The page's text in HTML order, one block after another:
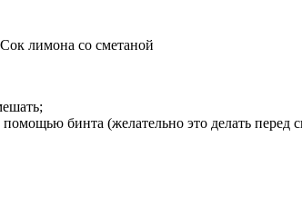
Сок лимона со сметаной
бинта (желательно это делать перед